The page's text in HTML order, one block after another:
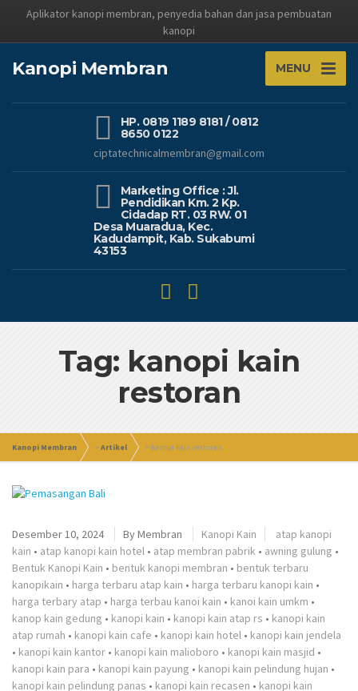
Aplikator kanopi membran, penyedia bahan dan jasa pembuatan
kanopi
Kanopi Membran MENU
HP. 0819 1189 8181 / 0812
8650 0122
ciptatechnicalmembran@gmail.com
Marketing Office : Jl.
Pendidikan Km. 2 Kp.
Cidadap RT. 03 RW. 01
Desa Muaradua, Kec.
Kadudampit, Kab. Sukabumi
43153
Tag: kanopi kain
restoran
Kanopi Membran >Artikel > kanopi kain restoran
Desember 10, 2024 ByMembran Kanopi Kain
atap kanopi
kain • atap kanopi kain hotel • atap membran pabrik • awning gulung •
Bentuk Kanopi Kain • bentuk kanopi membran • bentuk terbaru
kanopikain • harga terbaru atap kain • harga terbaru kanopi kain •
harga terbary atap • harga terbau kanoi kain • kanoi kain umkm •
kanop kain gedung • kanopi kain • kanopi kain atap rs • kanopi kain
atap rumah • kanopi kain cafe • kanopi kain hotel • kanopi kain jendela
• kanopi kain kantor • kanopi kain malioboro • kanopi kain masjid •
kanopi kain para • kanopi kain payung • kanopi kain pelindung hujan •
kanopi kain pelindung panas • kanopi kain recasen • kanopi kain